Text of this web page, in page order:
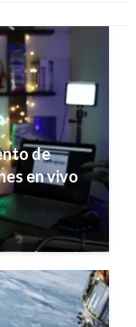
de
en vivo